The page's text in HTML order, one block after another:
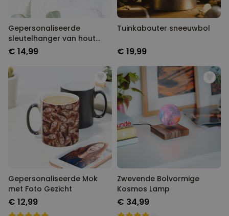
Gepersonaliseerde
sleutelhanger van hout
met naam
€ 14,99
Tuinkabouter sneeuwbol
€ 19,99
Gepersonaliseerde Mok
met Foto Gezicht
€ 12,99
Zwevende Bolvormige
Kosmos Lamp
€ 34,99